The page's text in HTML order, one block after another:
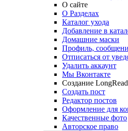
О сайте
О Разделах
Каталог ухода
Добавление в
Домашние маски
Профиль,
Отписаться от
Удалить аккаунт
Мы Вконтакте
Создание
Создать пост
Редактор постов
Оформление для
Качественные фото
Авторское право